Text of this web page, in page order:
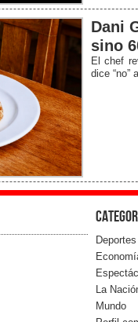
Dani
sino
El chef
dice “no”
Deportes
La
Mundo